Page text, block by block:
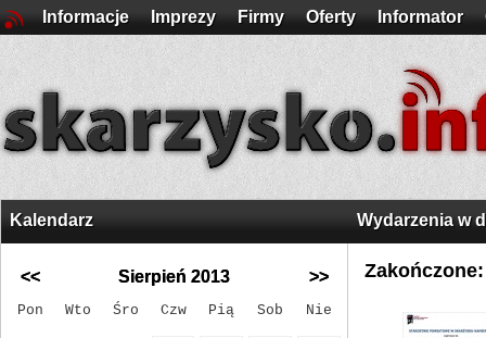
Informacje Imprezy Firmy Oferty Informator
Kalendarz
<< Sierpień 2013 >>
Pon Wto Śro Czw Pią Sob Nie
Wydarzenia w
Zakończone: